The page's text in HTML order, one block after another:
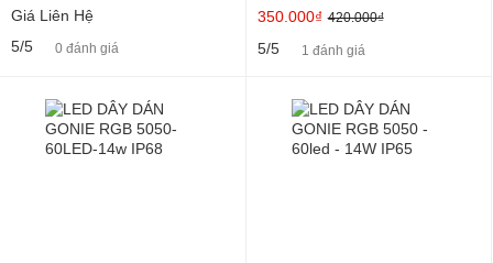
Giá Liên Hệ
5/5
0 đánh giá
350.000₫ 420.000₫
5/5 1 đánh giá